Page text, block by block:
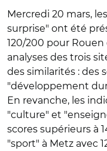
Mercredi 20 mars,
surprise" ont été
120/200 pour Rouen
analyses des trois
des similarités : des
"développement
En revanche, les
"culture" et
scores supérieurs à
"sport" à Metz avec